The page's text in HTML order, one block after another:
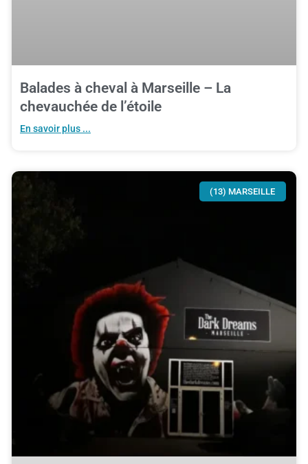
Balades à cheval à Marseille – La
chevauchée de l’étoile
En savoir plus ...
(13) MARSEILLE